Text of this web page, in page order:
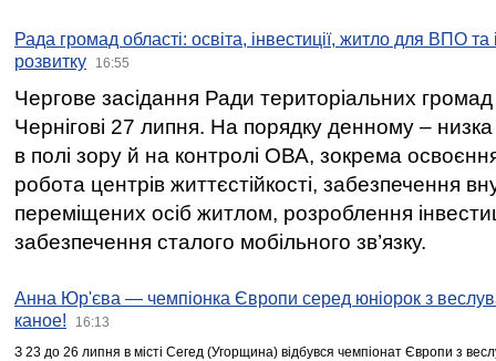
Рада громад області: освіта, інвестиції, житло для ВПО
розвитку
16:55
Чергове засідання Ради територіальних громад
Чернігові 27 липня. На порядку денному –
в полі зору й на контролі ОВА, зокрема освоєння
робота центрів життєстійкості, забезпечення
переміщених осіб житлом, розроблення
забезпечення сталого мобільного зв’язку.
Анна Юр'єва — чемпіонка Європи серед юніорок з
каное!
16:13
З 23 до 26 липня в місті Сегед (Угорщина) відбувся чемпіонат Європи з